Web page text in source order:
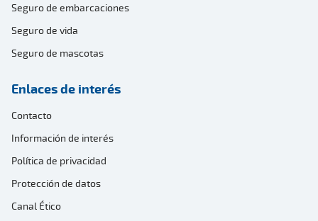
Seguro de embarcaciones
Seguro de vida
Seguro de mascotas
Enlaces de interés
Contacto
Información de interés
Política de privacidad
Protección de datos
Canal Ético